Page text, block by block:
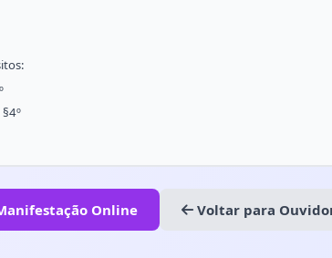
Online Voltar para